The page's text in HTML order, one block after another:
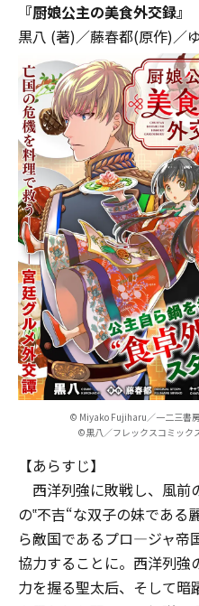
『厨娘公主の美食外交録』
黒八 (著)／藤春都(原作)／
© Miyako Fujiharu／一二三書
©黒八／フレックスコミック
【あらすじ】
西洋列強に敗戦し、風前
の‟不吉“な双子の妹である
ら敵国であるプロ―ジャ帝
協力することに。西洋列強
力を握る聖太后、そして